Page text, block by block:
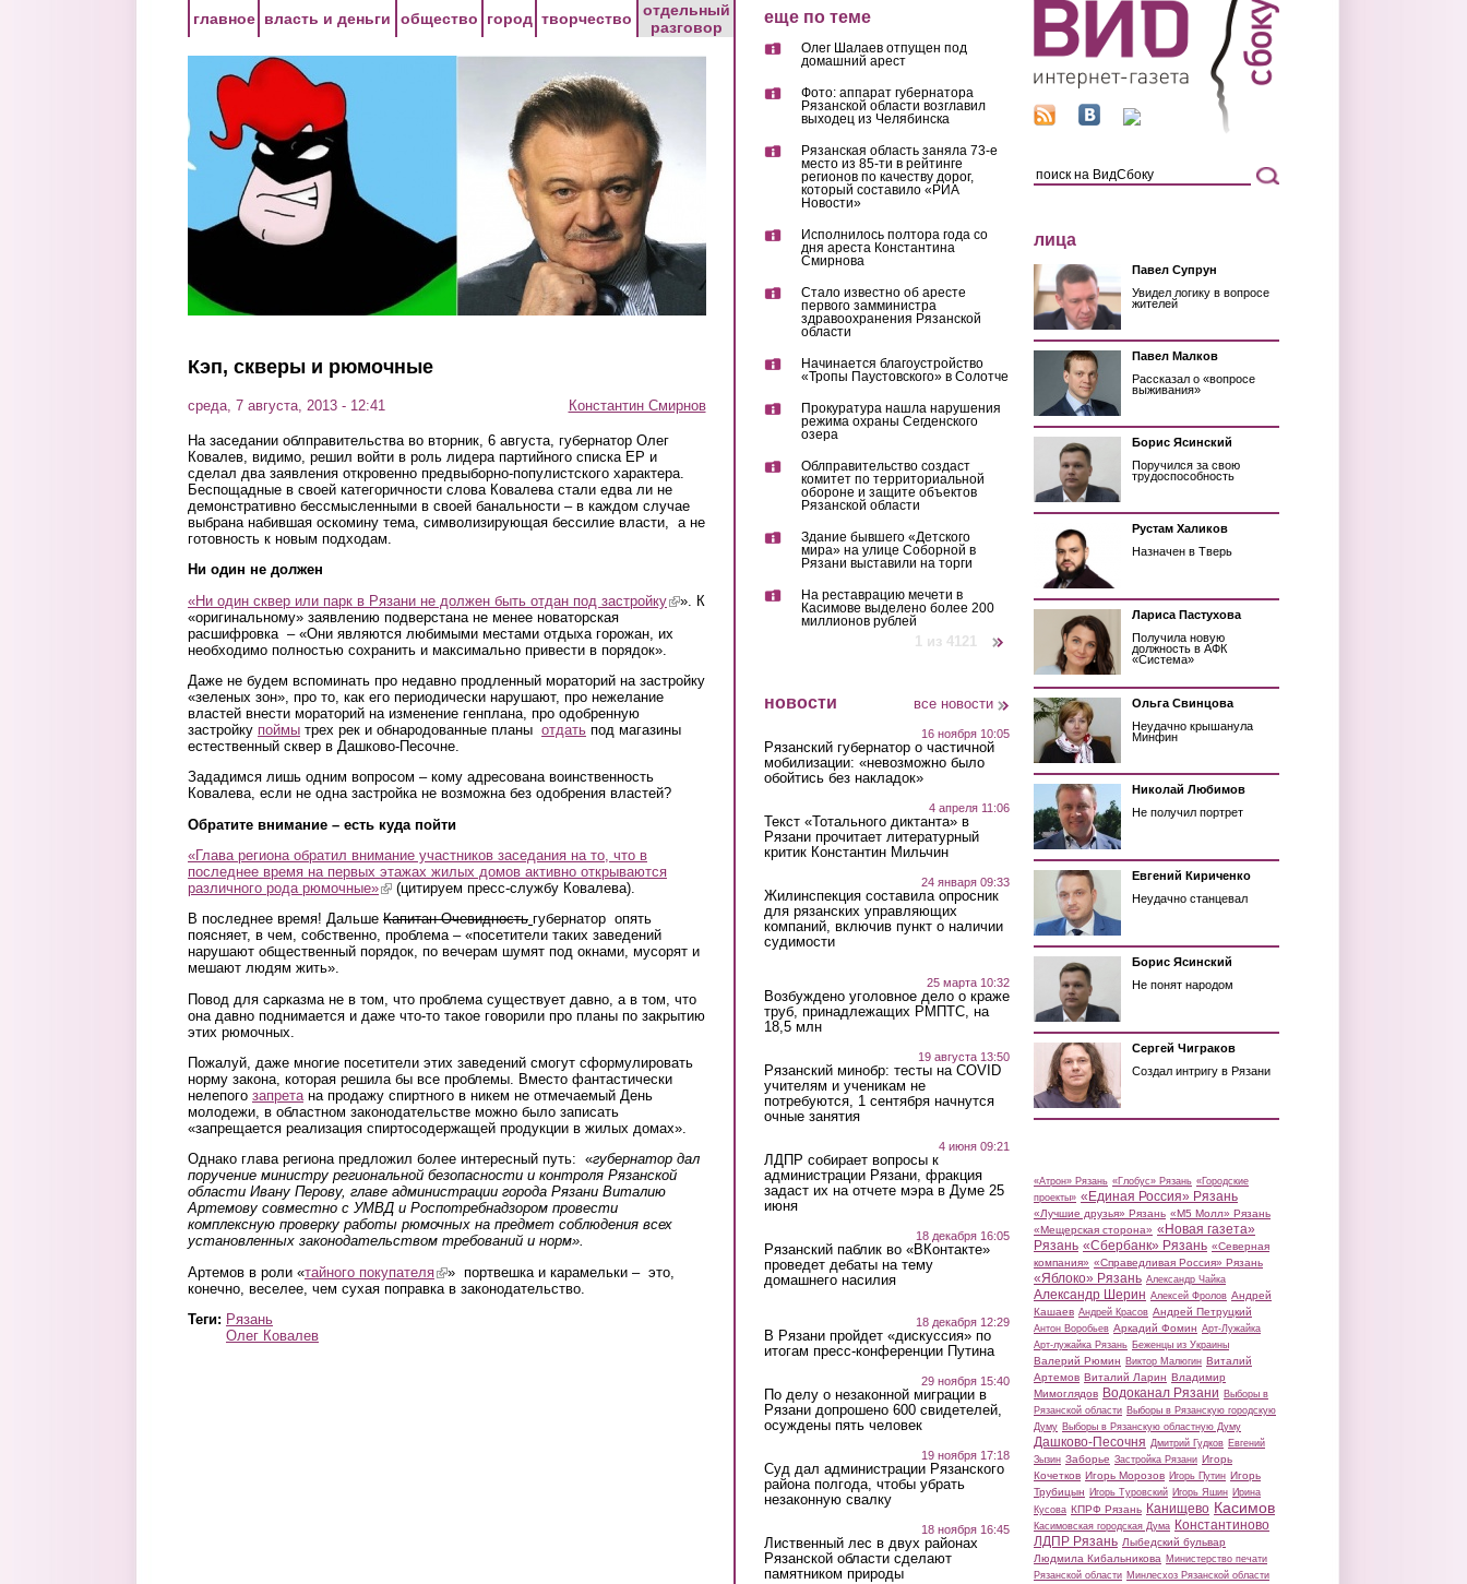
главное власть и деньги общество город творчество
отдельный
разговор
Кэп, скверы и рюмочные
среда, 7 августа, 2013 - 12:41 Константин Смирнов
На заседании облправительства во вторник, 6 августа, губернатор Олег
Ковалев, видимо, решил войти в роль лидера партийного списка ЕР и
сделал два заявления откровенно предвыборно-популистского характера.
Беспощадные в своей категоричности слова Ковалева стали едва ли не
демонстративно бессмысленными в своей банальности – в каждом случае
выбрана набившая оскомину тема, символизирующая бессилие власти, а не
готовность к новым подходам.
Ни один не должен
«Ни один сквер или парк в Рязани не должен быть отдан под застройку(link is external)
». К
«оригинальному» заявлению подверстана не менее новаторская
расшифровка – «Они являются любимыми местами отдыха горожан, их
необходимо полностью сохранить и максимально привести в порядок».
Даже не будем вспоминать про недавно продленный мораторий на застройку
«зеленых зон», про то, как его периодически нарушают, про нежелание
властей внести мораторий на изменение генплана, про одобренную
застройку поймы трех рек и обнародованные планы отдать под магазины
естественный сквер в Дашково-Песочне.
Зададимся лишь одним вопросом – кому адресована воинственность
Ковалева, если не одна застройка не возможна без одобрения властей?
Обратите внимание – есть куда пойти
«Глава региона обратил внимание участников заседания на то, что в
последнее время на первых этажах жилых домов активно открываются
различного рода рюмочные»(link is external)
(цитируем пресс-службу Ковалева).
В последнее время! Дальше Капитан Очевидность губернатор опять
поясняет, в чем, собственно, проблема – «посетители таких заведений
нарушают общественный порядок, по вечерам шумят под окнами, мусорят и
мешают людям жить».
Повод для сарказма не в том, что проблема существует давно, а в том, что
она давно поднимается и даже что-то такое говорили про планы по закрытию
этих рюмочных.
Пожалуй, даже многие посетители этих заведений смогут сформулировать
норму закона, которая решила бы все проблемы. Вместо фантастически
нелепого запрета на продажу спиртного в никем не отмечаемый День
молодежи, в областном законодательстве можно было записать
«запрещается реализация спиртосодержащей продукции в жилых домах».
Однако глава региона предложил более интересный путь: «губернатор дал
поручение министру региональной безопасности и контроля Рязанской
области Ивану Перову, главе администрации города Рязани Виталию
Артемову совместно с УМВД и Роспотребнадзором провести
комплексную проверку работы рюмочных на предмет соблюдения всех
установленных законодательством требований и норм».
Артемов в роли «тайного покупателя(link is external)
» портвешка и карамельки – это,
конечно, веселее, чем сухая поправка в законодательство.
Теги: Рязань
Олег Ковалев
еще по теме
Олег Шалаев отпущен под
домашний арест
Фото: аппарат губернатора
Рязанской области возглавил
выходец из Челябинска
Рязанская область заняла 73-е
место из 85-ти в рейтинге
регионов по качеству дорог,
который составило «РИА
Новости»
Исполнилось полтора года со
дня ареста Константина
Смирнова
Стало известно об аресте
первого замминистра
здравоохранения Рязанской
области
Начинается благоустройство
«Тропы Паустовского» в Солотче
Прокуратура нашла нарушения
режима охраны Сегденского
озера
Облправительство создаст
комитет по территориальной
обороне и защите объектов
Рязанской области
Здание бывшего «Детского
мира» на улице Соборной в
Рязани выставили на торги
На реставрацию мечети в
Касимове выделено более 200
миллионов рублей
1 из 4121
новости все новости
16 ноября 10:05
Рязанский губернатор о частичной
мобилизации: «невозможно было
обойтись без накладок»
4 апреля 11:06
Текст «Тотального диктанта» в
Рязани прочитает литературный
критик Константин Мильчин
24 января 09:33
Жилинспекция составила опросник
для рязанских управляющих
компаний, включив пункт о наличии
судимости
25 марта 10:32
Возбуждено уголовное дело о краже
труб, принадлежащих РМПТС, на
18,5 млн
19 августа 13:50
Рязанский минобр: тесты на COVID
учителям и ученикам не
потребуются, 1 сентября начнутся
очные занятия
4 июня 09:21
ЛДПР собирает вопросы к
администрации Рязани, фракция
задаст их на отчете мэра в Думе 25
июня
18 декабря 16:05
Рязанский паблик во «ВКонтакте»
проведет дебаты на тему
домашнего насилия
18 декабря 12:29
В Рязани пройдет «дискуссия» по
итогам пресс-конференции Путина
29 ноября 15:40
По делу о незаконной миграции в
Рязани допрошено 600 свидетелей,
осуждены пять человек
19 ноября 17:18
Суд дал администрации Рязанского
района полгода, чтобы убрать
незаконную свалку
18 ноября 16:45
Лиственный лес в двух районах
Рязанской области сделают
памятником природы
лица
Павел Супрун
Увидел логику в вопросе
жителей
Павел Малков
Рассказал о «вопросе
выживания»
Борис Ясинский
Поручился за свою
трудоспособность
Рустам Халиков
Назначен в Тверь
Лариса Пастухова
Получила новую
должность в АФК
«Система»
Ольга Свинцова
Неудачно крышанула
Минфин
Николай Любимов
Не получил портрет
Евгений Кириченко
Неудачно станцевал
Борис Ясинский
Не понят народом
Сергей Чиграков
Создал интригу в Рязани
«Атрон» Рязань «Глобус» Рязань «Городские
проекты» «Единая Россия» Рязань
«Лучшие друзья» Рязань «М5 Молл» Рязань
«Мещерская сторона» «Новая газета»
Рязань «Сбербанк» Рязань «Северная
компания» «Справедливая Россия» Рязань
«Яблоко» Рязань Александр Чайка
Александр Шерин Алексей Фролов Андрей
Кашаев Андрей Красов Андрей Петруцкий
Антон Воробьев Аркадий Фомин Арт-Лужайка
Арт-лужайка Рязань Беженцы из Украины
Валерий Рюмин Виктор Малюгин Виталий
Артемов Виталий Ларин Владимир
Мимоглядов Водоканал Рязани Выборы в
Рязанской области Выборы в Рязанскую городскую
Думу Выборы в Рязанскую областную Думу
Дашково-Песочня Дмитрий Гудков Евгений
Зызин Заборье Застройка Рязани Игорь
Кочетков Игорь Морозов Игорь Путин Игорь
Трубицын Игорь Туровский Игорь Яшин Ирина
Кусова КПРФ Рязань Канищево Касимов
Касимовская городская Дума Константиново
ЛДПР Рязань Лыбедский бульвар
Людмила Кибальникова Министерство печати
Рязанской области Минлесхоз Рязанской области